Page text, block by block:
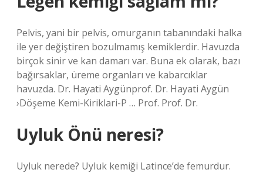
Pelvis, yani bir pelvis, omurganın tabanındaki halka
ile yer değiştiren bozulmamış kemiklerdir. Havuzda
birçok sinir ve kan damarı var. Buna ek olarak, bazı
bağırsaklar, üreme organları ve kabarcıklar
havuzda. Dr. Hayati Aygünprof. Dr. Hayati Aygün
›Döşeme Kemi-Kiriklari-P … Prof. Prof. Dr.
Uyluk Önü neresi?
Uyluk nerede? Uyluk kemiği Latince’de femurdur.